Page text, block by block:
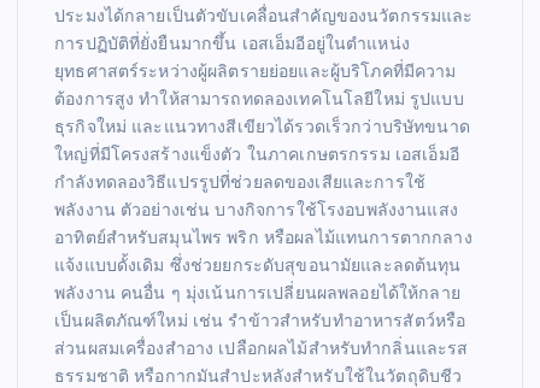
ประมงได้กลายเป็นตัวขับเคลื่อนสำคัญของนวัตกรรมและ
การปฏิบัติที่ยั่งยืนมากขึ้น เอสเอ็มอีอยู่ในตำแหน่ง
ยุทธศาสตร์ระหว่างผู้ผลิตรายย่อยและผู้บริโภคที่มีความ
ต้องการสูง ทำให้สามารถทดลองเทคโนโลยีใหม่ รูปแบบ
ธุรกิจใหม่ และแนวทางสีเขียวได้รวดเร็วกว่าบริษัทขนาด
ใหญ่ที่มีโครงสร้างแข็งตัว ในภาคเกษตรกรรม เอสเอ็มอี
กำลังทดลองวิธีแปรรูปที่ช่วยลดของเสียและการใช้
พลังงาน ตัวอย่างเช่น บางกิจการใช้โรงอบพลังงานแสง
อาทิตย์สำหรับสมุนไพร พริก หรือผลไม้แทนการตากกลาง
แจ้งแบบดั้งเดิม ซึ่งช่วยยกระดับสุขอนามัยและลดต้นทุน
พลังงาน คนอื่น ๆ มุ่งเน้นการเปลี่ยนผลพลอยได้ให้กลาย
เป็นผลิตภัณฑ์ใหม่ เช่น รำข้าวสำหรับทำอาหารสัตว์หรือ
ส่วนผสมเครื่องสำอาง เปลือกผลไม้สำหรับทำกลิ่นและรส
ธรรมชาติ หรือกากมันสำปะหลังสำหรับใช้ในวัตถุดิบชีว